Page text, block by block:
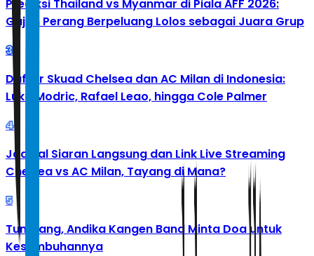
Prediksi Thailand vs Myanmar di Piala AFF 2026:
Gajah Perang Berpeluang Lolos sebagai Juara Grup
3
Daftar Skuad Chelsea dan AC Milan di Indonesia:
Luka Modric, Rafael Leao, hingga Cole Palmer
4
Jadwal Siaran Langsung dan Link Live Streaming
Chelsea vs AC Milan, Tayang di Mana?
5
Tumbang, Andika Kangen Band Minta Doa untuk
Kesembuhannya